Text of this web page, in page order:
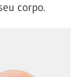
corpo.